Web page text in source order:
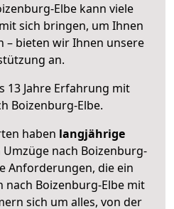
Elbe kann viele
sich bringen, um Ihnen
– bieten wir Ihnen unsere
an.
13 Jahre Erfahrung mit
Boizenburg-Elbe.
haben langjährige
Umzüge nach Boizenburg-
Anforderungen, die ein
nach Boizenburg-Elbe mit
sich um alles, von der